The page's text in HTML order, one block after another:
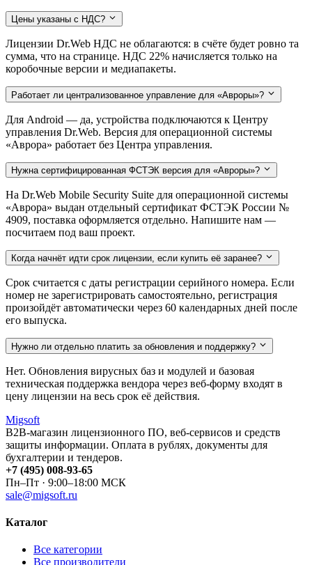
Цены указаны с НДС?
Лицензии Dr.Web НДС не облагаются: в счёте будет ровно та
сумма, что на странице. НДС 22% начисляется только на
коробочные версии и медиапакеты.
Работает ли централизованное управление для «Авроры»?
Для Android — да, устройства подключаются к Центру
управления Dr.Web. Версия для операционной системы
«Аврора» работает без Центра управления.
Нужна сертифицированная ФСТЭК версия для «Авроры»?
На Dr.Web Mobile Security Suite для операционной системы
«Аврора» выдан отдельный сертификат ФСТЭК России №
4909, поставка оформляется отдельно. Напишите нам —
посчитаем под ваш проект.
Когда начнёт идти срок лицензии, если купить её заранее?
Срок считается с даты регистрации серийного номера. Если
номер не зарегистрировать самостоятельно, регистрация
произойдёт автоматически через 60 календарных дней после
его выпуска.
Нужно ли отдельно платить за обновления и поддержку?
Нет. Обновления вирусных баз и модулей и базовая
техническая поддержка вендора через веб-форму входят в
цену лицензии на весь срок её действия.
Migsoft
B2B-магазин лицензионного ПО, веб-сервисов и средств
защиты информации. Оплата в рублях, документы для
бухгалтерии и тендеров.
+7 (495) 008-93-65
Пн–Пт · 9:00–18:00 МСК
sale@migsoft.ru
Каталог
Все категории
Все производители